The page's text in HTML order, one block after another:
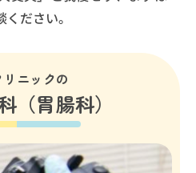
ださい。
ニックの
（胃腸科）